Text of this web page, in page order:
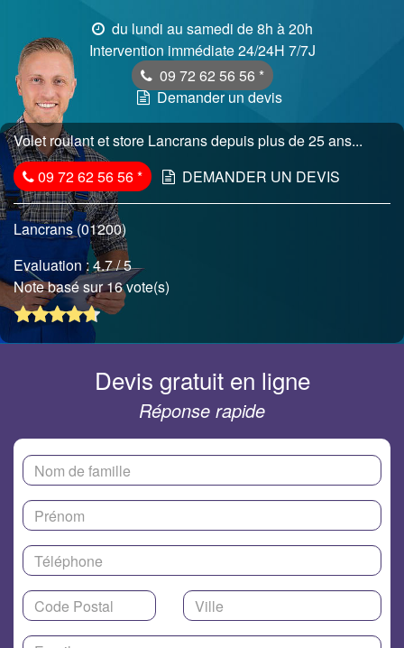
du lundi au samedi de 8h à 20h
Intervention immédiate 24/24H 7/7J
09 72 62 56 56 *
Demander un devis
Volet roulant et store Lancrans depuis plus de 25 ans...
09 72 62 56 56* DEMANDER UN DEVIS
Lancrans (01200)
Evaluation :4.7/ 5
Note basé sur 16 vote(s)
Devis gratuit en ligne
Réponse rapide